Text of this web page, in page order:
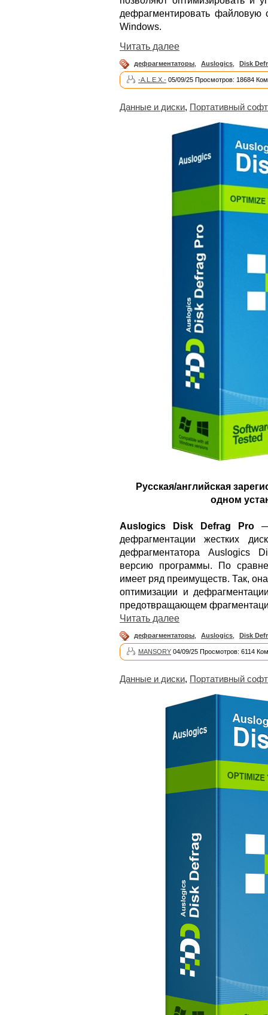
дефрагментировать файловую
Windows.
Читать далее
дефрагментаторы Auslogics Disk
-A.L.E.X.- 05/09/25 Просмотров: 18684
Данные и диски, Портативный софт
Русская/английская
одном
Auslogics Disk Defrag Pro —
дефрагментации жестких
дефрагментатора Auslogics
версию программы. По
имеет ряд преимуществ. Так,
оптимизации и
предотвращающем
Читать далее
дефрагментаторы Auslogics Disk
MANSORY 04/09/25 Просмотров: 6114
Данные и диски, Портативный софт